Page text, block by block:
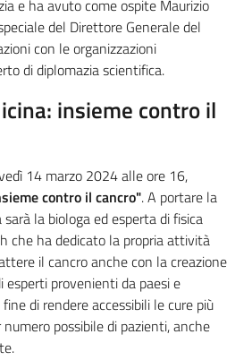
e ha avuto come ospite Maurizio
del Direttore Generale del
con le organizzazioni
di diplomazia scientifica.
insieme contro il
14 marzo 2024 alle ore 16,
contro il cancro". A portare la
la biologa ed esperta di fisica
che ha dedicato la propria attività
il cancro anche con la creazione
provenienti da paesi e
di rendere accessibili le cure più
possibile di pazienti, anche